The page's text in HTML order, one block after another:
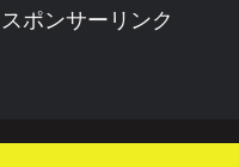
スポンサーリンク